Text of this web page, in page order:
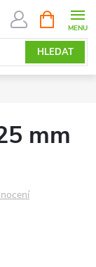
HLEDAT
NÁKUPNÍ
KOŠÍK
mm